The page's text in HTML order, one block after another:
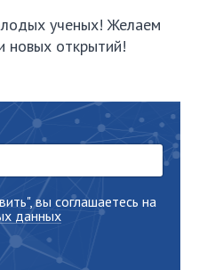
ученых! Желаем
новых открытий!
вы соглашаетесь на
данных